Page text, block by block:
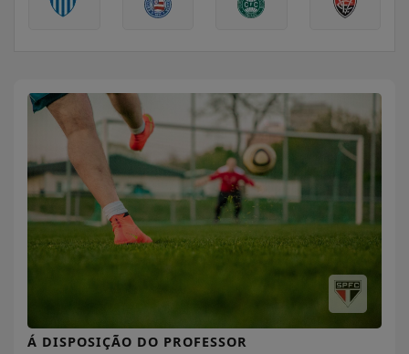
Á DISPOSIÇÃO DO PROFESSOR